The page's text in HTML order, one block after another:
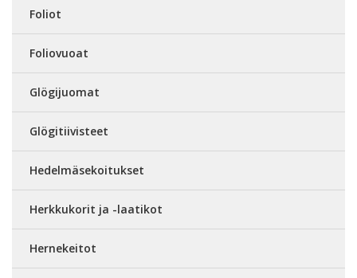
Foliot
Foliovuoat
Glögijuomat
Glögitiivisteet
Hedelmäsekoitukset
Herkkukorit ja -laatikot
Hernekeitot